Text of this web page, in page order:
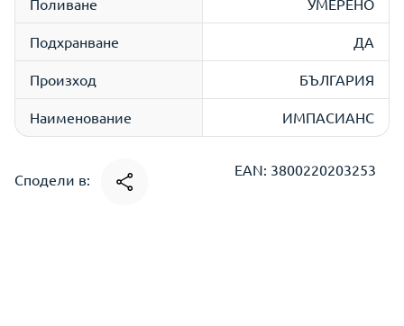
Поливане УМЕРЕНО
Подхранване ДА
Произход БЪЛГАРИЯ
Наименование ИМПАСИАНС
Сподели в:
EAN: 3800220203253